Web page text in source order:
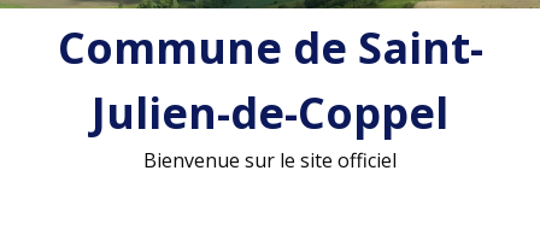
Commune de Saint-
Julien-de-Coppel
Bienvenue sur le site officiel